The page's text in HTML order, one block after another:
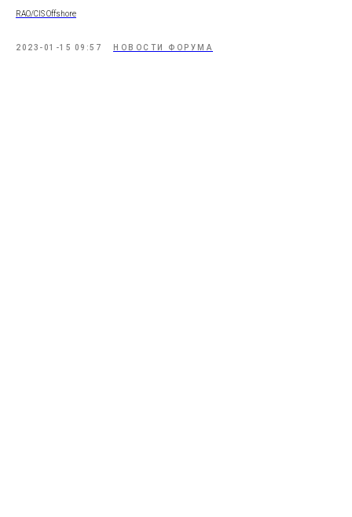
RAO/CIS Offshore
2023-01-15 09:57 НОВОСТИ ФОРУМА